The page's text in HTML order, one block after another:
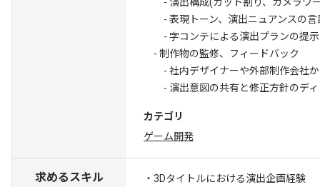
- 表現トーン、演出ニュアンスの言
- 字コンテによる演出プランの提示
- 制作物の監修、フィードバック
- 社内デザイナーや外部制作会社か
- 演出意図の共有と修正方針のディ
カテゴリ
ゲーム開発
求めるスキル
・3Dタイトルにおける演出企画経験